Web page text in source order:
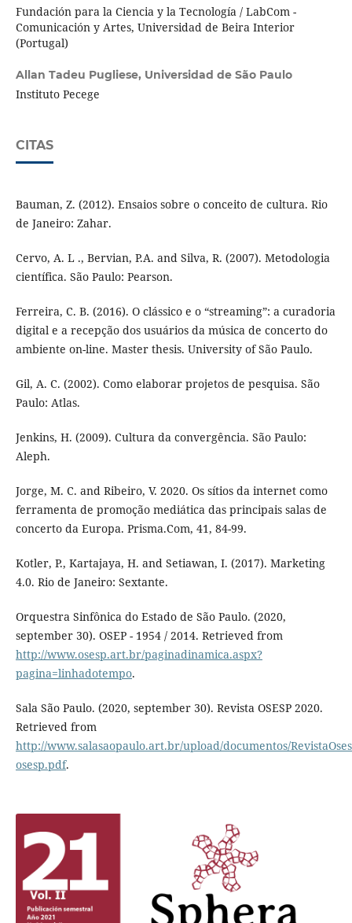
Fundación para la Ciencia y la Tecnología / LabCom -
Comunicación y Artes, Universidad de Beira Interior
(Portugal)
Allan Tadeu Pugliese, Universidad de São Paulo
Instituto Pecege
CITAS
Bauman, Z. (2012). Ensaios sobre o conceito de cultura. Rio
de Janeiro: Zahar.
Cervo, A. L ., Bervian, P.A. and Silva, R. (2007). Metodologia
científica. São Paulo: Pearson.
Ferreira, C. B. (2016). O clássico e o “streaming”: a curadoria
digital e a recepção dos usuários da música de concerto do
ambiente on-line. Master thesis. University of São Paulo.
Gil, A. C. (2002). Como elaborar projetos de pesquisa. São
Paulo: Atlas.
Jenkins, H. (2009). Cultura da convergência. São Paulo:
Aleph.
Jorge, M. C. and Ribeiro, V. 2020. Os sítios da internet como
ferramenta de promoção mediática das principais salas de
concerto da Europa. Prisma.Com, 41, 84-99.
Kotler, P., Kartajaya, H. and Setiawan, I. (2017). Marketing
4.0. Rio de Janeiro: Sextante.
Orquestra Sinfônica do Estado de São Paulo. (2020,
september 30). OSEP - 1954 / 2014. Retrieved from
http://www.osesp.art.br/paginadinamica.aspx?
pagina=linhadotempo.
Sala São Paulo. (2020, september 30). Revista OSESP 2020.
Retrieved from
http://www.salasaopaulo.art.br/upload/documentos/
osesp.pdf.